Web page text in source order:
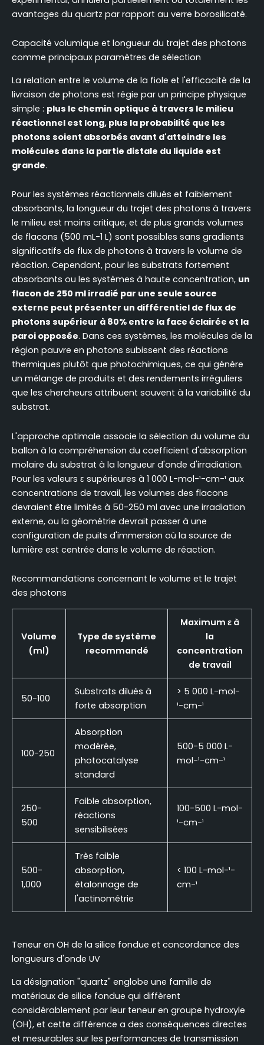
avantages du quartz par rapport au verre borosilicaté.
Capacité volumique et longueur du trajet des photons
comme principaux paramètres de sélection
La relation entre le volume de la fiole et l'efficacité de la
livraison de photons est régie par un principe physique
simple : plus le chemin optique à travers le milieu
réactionnel est long, plus la probabilité que les
photons soient absorbés avant d'atteindre les
molécules dans la partie distale du liquide est
grande.
Pour les systèmes réactionnels dilués et faiblement
absorbants, la longueur du trajet des photons à travers
le milieu est moins critique, et de plus grands volumes
de flacons (500 mL-1 L) sont possibles sans gradients
significatifs de flux de photons à travers le volume de
réaction. Cependant, pour les substrats fortement
absorbants ou les systèmes à haute concentration, un
flacon de 250 ml irradié par une seule source
externe peut présenter un différentiel de flux de
photons supérieur à 80% entre la face éclairée et la
paroi opposée. Dans ces systèmes, les molécules de la
région pauvre en photons subissent des réactions
thermiques plutôt que photochimiques, ce qui génère
un mélange de produits et des rendements irréguliers
que les chercheurs attribuent souvent à la variabilité du
substrat.
L'approche optimale associe la sélection du volume du
ballon à la compréhension du coefficient d'absorption
molaire du substrat à la longueur d'onde d'irradiation.
Pour les valeurs ε supérieures à 1 000 L-mol-¹-cm-¹ aux
concentrations de travail, les volumes des flacons
devraient être limités à 50-250 ml avec une irradiation
externe, ou la géométrie devrait passer à une
configuration de puits d'immersion où la source de
lumière est centrée dans le volume de réaction.
Recommandations concernant le volume et le trajet
des photons
Volume
(ml)
Type de système
recommandé
Maximum ε à
la
concentration
de travail
50-100
Substrats dilués à
forte absorption
> 5 000 L-mol-
¹-cm-¹
100-250
Absorption
modérée,
photocatalyse
standard
500-5 000 L-
mol-¹-cm-¹
250-
500
Faible absorption,
réactions
sensibilisées
100-500 L-mol-
¹-cm-¹
500-
1,000
Très faible
absorption,
étalonnage de
l'actinométrie
< 100 L-mol-¹-
cm-¹
Teneur en OH de la silice fondue et concordance des
longueurs d'onde UV
La désignation "quartz" englobe une famille de
matériaux de silice fondue qui diffèrent
considérablement par leur teneur en groupe hydroxyle
(OH), et cette différence a des conséquences directes
et mesurables sur les performances de transmission